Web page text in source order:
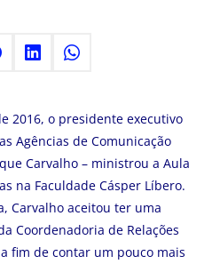
2016, o presidente executivo
Agências de Comunicação
Carvalho – ministrou a Aula
na Faculdade Cásper Líbero.
Carvalho aceitou ter uma
Coordenadoria de Relações
fim de contar um pouco mais